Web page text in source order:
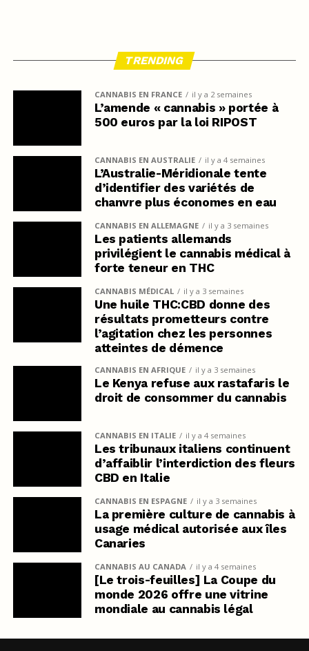
TRENDING
CANNABIS EN FRANCE il y a 2 semaines
L’amende « cannabis » portée à
500 euros par la loi RIPOST
CANNABIS EN AUSTRALIE il y a 4 semaines
L’Australie-Méridionale tente
d’identifier des variétés de
chanvre plus économes en eau
CANNABIS EN ALLEMAGNE il y a 3 semaines
Les patients allemands
privilégient le cannabis médical à
forte teneur en THC
CANNABIS MÉDICAL il y a 3 semaines
Une huile THC:CBD donne des
résultats prometteurs contre
l’agitation chez les personnes
atteintes de démence
CANNABIS EN AFRIQUE il y a 3 semaines
Le Kenya refuse aux rastafaris le
droit de consommer du cannabis
CANNABIS EN ITALIE il y a 4 semaines
Les tribunaux italiens continuent
d’affaiblir l’interdiction des fleurs
CBD en Italie
CANNABIS EN ESPAGNE il y a 3 semaines
La première culture de cannabis à
usage médical autorisée aux îles
Canaries
CANNABIS AU CANADA il y a 4 semaines
[Le trois-feuilles] La Coupe du
monde 2026 offre une vitrine
mondiale au cannabis légal